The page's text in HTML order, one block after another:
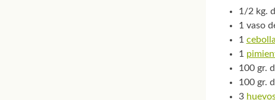
1/2 kg.
1 vaso
1 cebolla
1
100 gr.
100 gr.
3